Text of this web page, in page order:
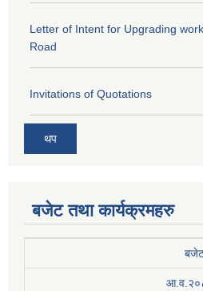
Letter of Intent for Upgrading
Road
Invitations of Quotations
थप
बजेट तथा कार्यक्रमहरु